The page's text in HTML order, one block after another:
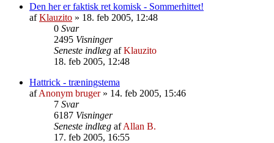
Den her er faktisk ret komisk - Sommerhittet!
afKlauzito » 18. feb 2005, 12:48
0 Svar
2495 Visninger
Seneste indlæg afKlauzito
18. feb 2005, 12:48
Hattrick - træningstema
afAnonym bruger» 14. feb 2005, 15:46
7 Svar
6187 Visninger
Seneste indlæg afAllan B.
17. feb 2005, 16:55